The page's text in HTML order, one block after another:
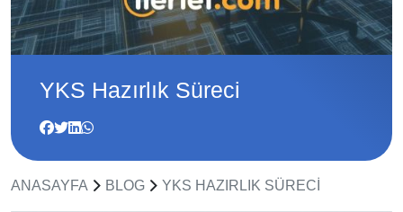
YKS Hazırlık Süreci
ANASAYFA BLOG YKS HAZIRLIK SÜRECI